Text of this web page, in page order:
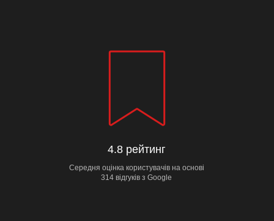
4.8 рейтинг
Середня оцінка користувачів на основі
314 відгуків з Google